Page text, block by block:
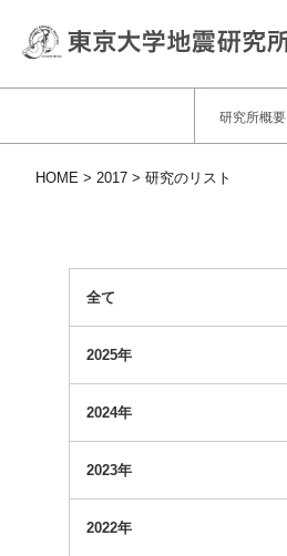
研究所概要
HOME 2017 研究のリスト
全て
2025年
2024年
2023年
2022年